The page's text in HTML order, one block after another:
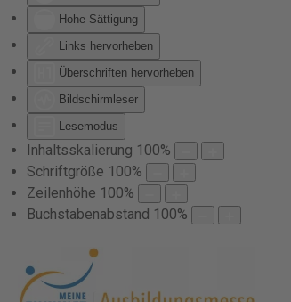
Hohe Sättigung
Links hervorheben
Überschriften hervorheben
Bildschirmleser
Lesemodus
Inhaltsskalierung 100%
Schriftgröße 100%
Zeilenhöhe 100%
Buchstabenabstand 100%